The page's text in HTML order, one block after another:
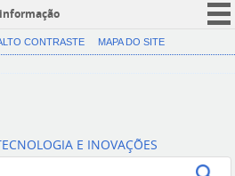
CORONAVÍRUS (COVID-19)
Canais
CONTRASTE MAPA DO SITE
E INOVAÇÕES